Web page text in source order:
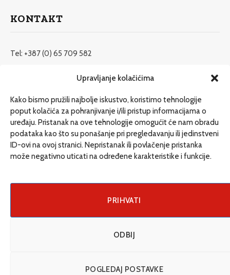
Upravljanje kolačićima
Kako bismo pružili najbolje iskustvo, koristimo tehnologije
poput kolačića za pohranjivanje i/ili pristup informacijama o
uređaju. Pristanak na ove tehnologije omogućit će nam obradu
podataka kao što su ponašanje pri pregledavanju ili jedinstveni
ID-ovi na ovoj stranici. Nepristanak ili povlačenje pristanka
može negativno uticati na određene karakteristike i funkcije.
PRIHVATI
ODBIJ
POGLEDAJ POSTAVKE
KONTAKT
Tel: +387 (0) 65 709 582
redakcija@etrafika.net
Dosije
Drugi pišu
Društvo